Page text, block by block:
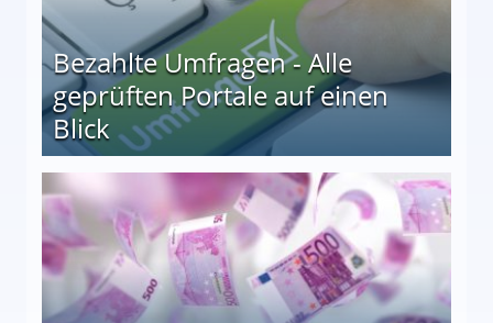
Bezahlte Umfragen - Alle
geprüften Portale auf einen
Blick
auf einen Blick